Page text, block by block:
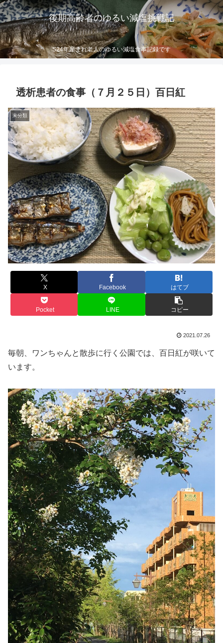
後期高齢者のゆるい減塩挑戦記
S24年産まれ老人のゆるい減塩食事記録です
透析患者の食事（７月２５日）百日紅
未分類
X Facebook はてブ
Pocket LINE コピー
2021.07.26
毎朝、ワンちゃんと散歩に行く公園では、百日紅が咲いて
います。